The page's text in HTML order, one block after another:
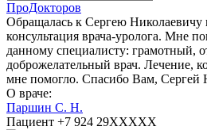
ПроДокторов
Обращалась к Сергею Николаевичу
консультация врача-уролога. Мне
данному специалисту: грамотный,
доброжелательный врач. Лечение,
мне помогло. Спасибо Вам, Сергей
О враче:
Паршин С. Н.
Пациент +7 924 29XXXXX